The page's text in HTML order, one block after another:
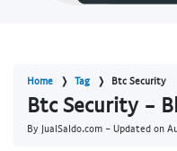
Home Tag Btc Security
Btc Security -
By JualSaldo.com - Updated on